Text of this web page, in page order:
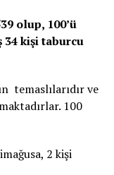
olup, 100’ü
34 kişi taburcu
temaslılarıdır ve
100
2 kişi